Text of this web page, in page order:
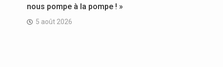
nous pompe à la pompe ! »
5 août 2026